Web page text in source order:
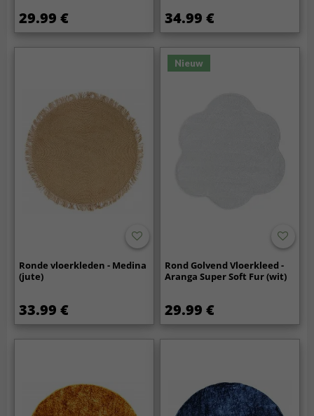
29.99 € 34.99 €
Ronde vloerkleden - Medina
(jute)
33.99 €
Nieuw
Rond Golvend Vloerkleed -
Aranga Super Soft Fur (wit)
29.99 €